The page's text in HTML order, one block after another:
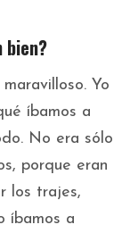
bien?
Yo
íbamos a
No era sólo
porque eran
los trajes,
íbamos a